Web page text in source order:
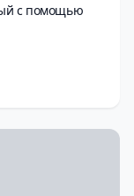
с помощью